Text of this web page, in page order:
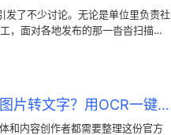
发了不少讨论。无论是单位里负责社
，面对各地发布的那一沓沓扫描件
把这些扫描文件转换成可以复制、
世界杯48强最终排名PDF怎么图片转文字？用OCR一键提取完整表格教程
和内容创作者都需要整理这份官方